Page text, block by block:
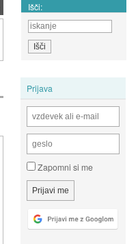
Išči:
Prijava
Zapomni si me